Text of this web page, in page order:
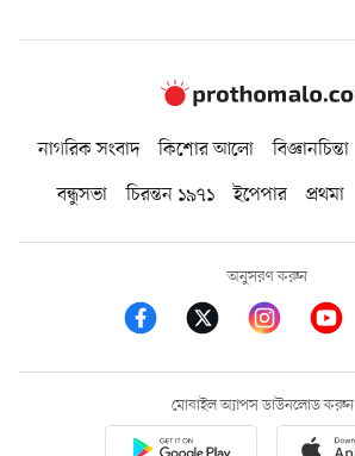
নাগরিক সংবাদ কিশোর আলো বিজ্ঞানচিন্তা
বন্ধুসভা
চিরন্তন ১৯৭১ ইপেপার প্রথমা
অনুসরণ করুন
মোবাইল অ্যাপস ডাউনলোড করুন